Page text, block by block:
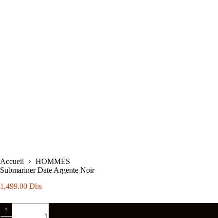
Accueil
HOMMES
Submariner Date Argente Noir
1,499.00 Dhs
de